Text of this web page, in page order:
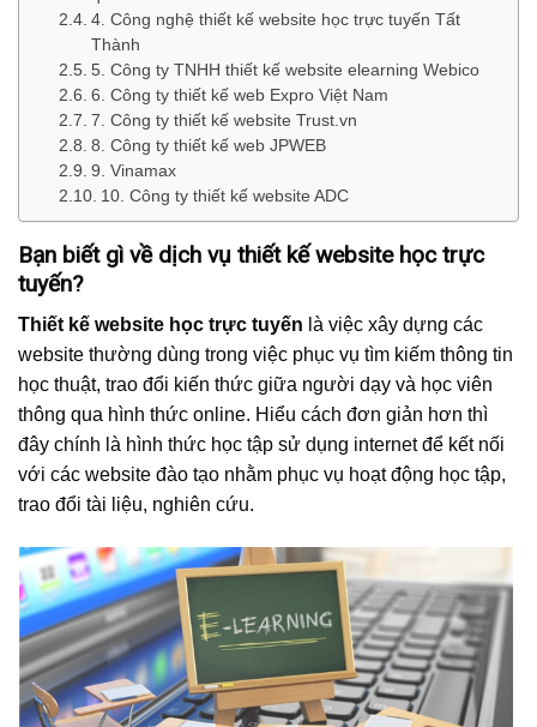
4. Công nghệ thiết kế website học trực tuyến Tất
Thành
5. Công ty TNHH thiết kế website elearning Webico
6. Công ty thiết kế web Expro Việt Nam
7. Công ty thiết kế website Trust.vn
8. Công ty thiết kế web JPWEB
9. Vinamax
10. Công ty thiết kế website ADC
Bạn biết gì về dịch vụ thiết kế website học trực
tuyến?
Thiết kế website học trực tuyến là việc xây dựng các
website thường dùng trong việc phục vụ tìm kiếm thông tin
học thuật, trao đổi kiến thức giữa người dạy và học viên
thông qua hình thức online. Hiểu cách đơn giản hơn thì
đây chính là hình thức học tập sử dụng internet để kết nối
với các website đào tạo nhằm phục vụ hoạt động học tập,
trao đổi tài liệu, nghiên cứu.